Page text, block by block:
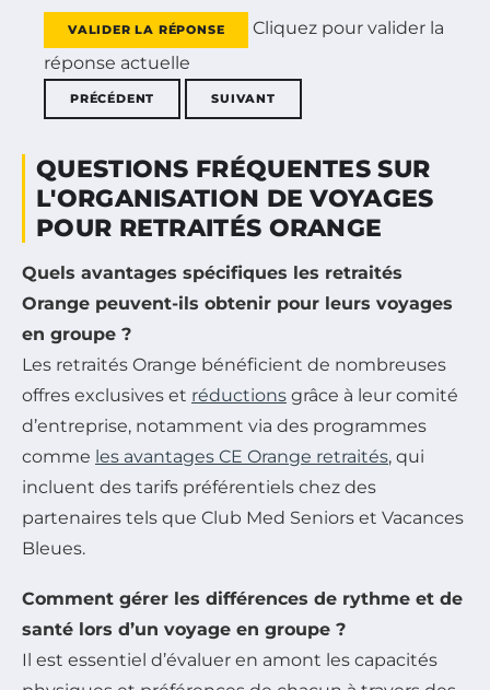
VALIDER LA RÉPONSE
Cliquez pour valider la
réponse actuelle
PRÉCÉDENT SUIVANT
QUESTIONS FRÉQUENTES SUR
L'ORGANISATION DE VOYAGES
POUR RETRAITÉS ORANGE
Quels avantages spécifiques les retraités
Orange peuvent-ils obtenir pour leurs voyages
en groupe ?
Les retraités Orange bénéficient de nombreuses
offres exclusives et réductions grâce à leur comité
d’entreprise, notamment via des programmes
comme les avantages CE Orange retraités, qui
incluent des tarifs préférentiels chez des
partenaires tels que Club Med Seniors et Vacances
Bleues.
Comment gérer les différences de rythme et de
santé lors d’un voyage en groupe ?
Il est essentiel d’évaluer en amont les capacités